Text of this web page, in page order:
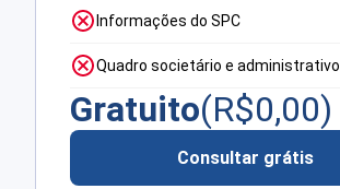
Informações do SPC
Quadro societário e administrativo
Gratuito(R$0,00)
Consultar grátis